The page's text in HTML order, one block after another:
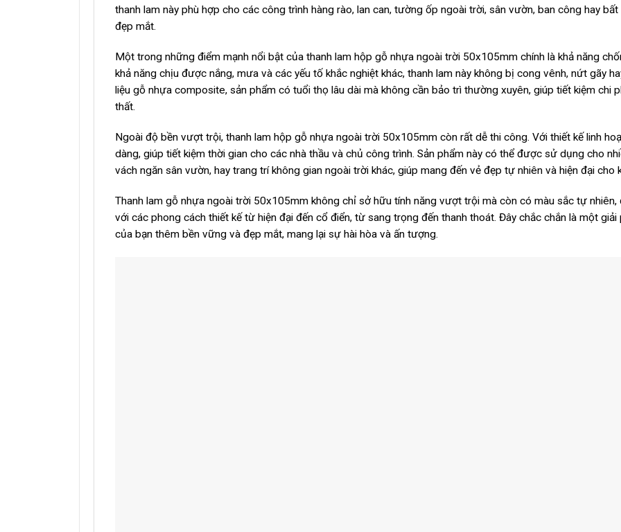
thanh lam này phù hợp cho các công trình hàng rào, lan can, tường ốp ngoài trời, sân vườn, ban công hay
đẹp mắt.
Một trong những điểm mạnh nổi bật của thanh lam hộp gỗ nhựa ngoài trời 50x105mm chính là khả năng
khả năng chịu được nắng, mưa và các yếu tố khắc nghiệt khác, thanh lam này không bị cong vênh, nứt gãy
liệu gỗ nhựa composite, sản phẩm có tuổi thọ lâu dài mà không cần bảo trì thường xuyên, giúp tiết kiệm chi
thất.
Ngoài độ bền vượt trội, thanh lam hộp gỗ nhựa ngoài trời 50x105mm còn rất dễ thi công. Với thiết kế linh
dàng, giúp tiết kiệm thời gian cho các nhà thầu và chủ công trình. Sản phẩm này có thể được sử dụng cho
vách ngăn sân vườn, hay trang trí không gian ngoài trời khác, giúp mang đến vẻ đẹp tự nhiên và hiện đại cho
Thanh lam gỗ nhựa ngoài trời 50x105mm không chỉ sở hữu tính năng vượt trội mà còn có màu sắc tự
với các phong cách thiết kế từ hiện đại đến cổ điển, từ sang trọng đến thanh thoát. Đây chắc chắn là một
của bạn thêm bền vững và đẹp mắt, mang lại sự hài hòa và ấn tượng.